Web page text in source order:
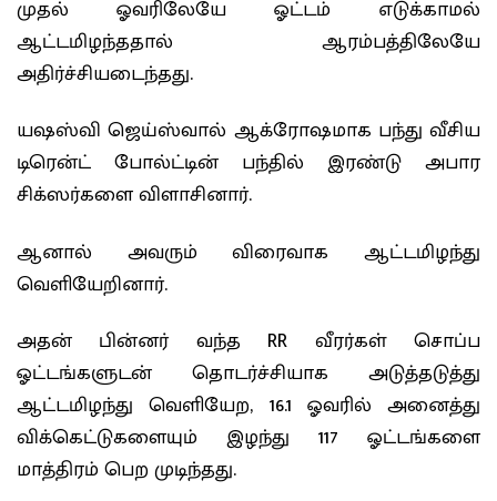
முதல் ஓவரிலேயே ஓட்டம் எடுக்காமல்
ஆட்டமிழந்ததால் ஆரம்பத்திலேயே
அதிர்ச்சியடைந்தது.
யஷஸ்வி ஜெய்ஸ்வால் ஆக்ரோஷமாக பந்து வீசிய
டிரென்ட் போல்ட்டின் பந்தில் இரண்டு அபார
சிக்ஸர்களை விளாசினார்.
ஆனால் அவரும் விரைவாக ஆட்டமிழந்து
வெளியேறினார்.
அதன் பின்னர் வந்த RR வீரர்கள் சொப்ப
ஓட்டங்களுடன் தொடர்ச்சியாக அடுத்தடுத்து
ஆட்டமிழந்து வெளியேற, 16.1 ஓவரில் அனைத்து
விக்கெட்டுகளையும் இழந்து 117 ஓட்டங்களை
மாத்திரம் பெற முடிந்தது.